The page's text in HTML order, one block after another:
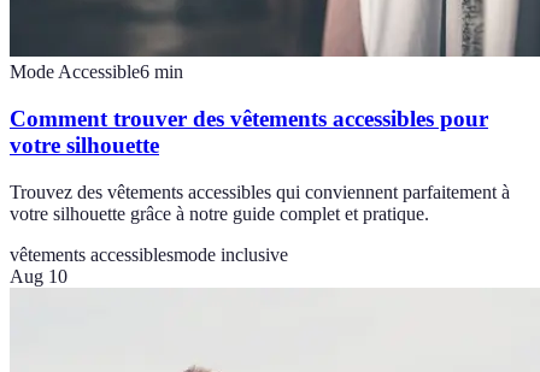
Mode Accessible6 min
Comment trouver des vêtements accessibles pour
votre silhouette
Trouvez des vêtements accessibles qui conviennent parfaitement à
votre silhouette grâce à notre guide complet et pratique.
vêtements accessiblesmode inclusive
Aug 10